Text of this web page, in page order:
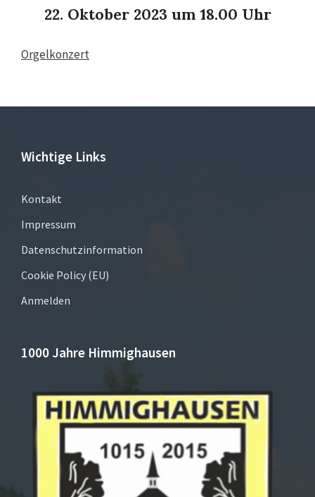
22. Oktober 2023 um 18.00 Uhr
Orgelkonzert
Wichtige Links
Kontakt
Impressum
Datenschutzinformation
Cookie Policy (EU)
Anmelden
1000 Jahre Himmighausen